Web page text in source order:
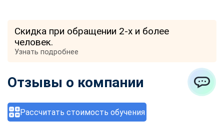
Рассчитать стоимость обучения
Скидка при обращении 2-х и более
человек.
Узнать подробнее
Отзывы о компании